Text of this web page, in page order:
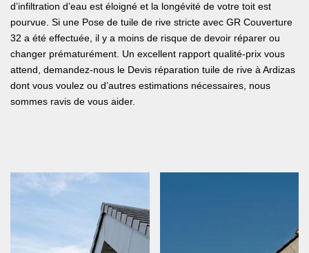
d’infiltration d’eau est éloigné et la longévité de votre toit est
pourvue. Si une Pose de tuile de rive stricte avec GR Couverture
32 a été effectuée, il y a moins de risque de devoir réparer ou
changer prématurément. Un excellent rapport qualité-prix vous
attend, demandez-nous le Devis réparation tuile de rive à Ardizas
dont vous voulez ou d’autres estimations nécessaires, nous
sommes ravis de vous aider.